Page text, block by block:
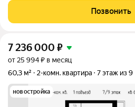
лоджию, спальня -12,8 кв.м Квартира
квартиры на этаже,
Позвонить
7 236 000 ₽
от 25 994 ₽ в месяц
60,3 м²
2-комн. квартира 7 этаж из 9
новостройка